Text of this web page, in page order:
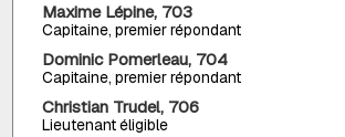
Maxime Lépine, 703
Capitaine, premier répondant
Dominic Pomerleau, 704
Capitaine, premier répondant
Christian Trudel, 706
Lieutenant éligible